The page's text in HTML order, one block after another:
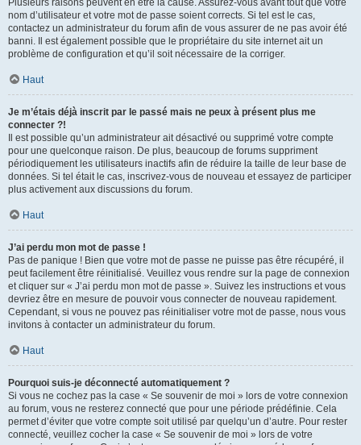
Plusieurs raisons peuvent en être la cause. Assurez-vous avant tout que votre
nom d’utilisateur et votre mot de passe soient corrects. Si tel est le cas,
contactez un administrateur du forum afin de vous assurer de ne pas avoir été
banni. Il est également possible que le propriétaire du site internet ait un
problème de configuration et qu’il soit nécessaire de la corriger.
Haut
Je m’étais déjà inscrit par le passé mais ne peux à présent plus me
connecter ?!
Il est possible qu’un administrateur ait désactivé ou supprimé votre compte
pour une quelconque raison. De plus, beaucoup de forums suppriment
périodiquement les utilisateurs inactifs afin de réduire la taille de leur base de
données. Si tel était le cas, inscrivez-vous de nouveau et essayez de participer
plus activement aux discussions du forum.
Haut
J’ai perdu mon mot de passe !
Pas de panique ! Bien que votre mot de passe ne puisse pas être récupéré, il
peut facilement être réinitialisé. Veuillez vous rendre sur la page de connexion
et cliquer sur « J’ai perdu mon mot de passe ». Suivez les instructions et vous
devriez être en mesure de pouvoir vous connecter de nouveau rapidement.
Cependant, si vous ne pouvez pas réinitialiser votre mot de passe, nous vous
invitons à contacter un administrateur du forum.
Haut
Pourquoi suis-je déconnecté automatiquement ?
Si vous ne cochez pas la case « Se souvenir de moi » lors de votre connexion
au forum, vous ne resterez connecté que pour une période prédéfinie. Cela
permet d’éviter que votre compte soit utilisé par quelqu’un d’autre. Pour rester
connecté, veuillez cocher la case « Se souvenir de moi » lors de votre